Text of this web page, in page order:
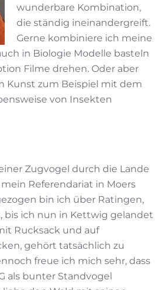
wunderbare Kombination,
die ständig ineinandergreift.
Gerne kombiniere ich meine
in Biologie Modelle basteln
Filme drehen. Oder aber
Kunst zum Beispiel mit dem
von Insekten
Zugvogel durch die Lande
Referendariat in Moers
bin ich über Ratingen,
bis ich nun in Kettwig gelandet
Rucksack und auf
gehört tatsächlich zu
freue ich mich sehr, dass
als bunter Standvogel